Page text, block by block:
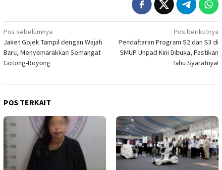
Navigasi
pos
Pos sebelumnya
Jaket Gojek Tampil dengan Wajah
Baru, Menyemarakkan Semangat
Gotong-Royong
Pos berikutnya
Pendaftaran Program S2 dan S3 di
SMUP Unpad Kini Dibuka, Pastikan
Tahu Syaratnya!
POS TERKAIT